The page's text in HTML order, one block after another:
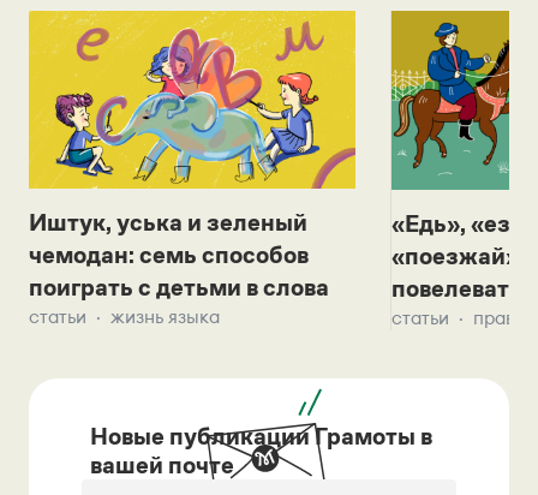
Иштук, уська и зеленый
чемодан: семь способов
поиграть с детьми в слова
статьи жизнь языка
«Едь»,
«поезжай»?
повелевать
статьи
Новые публикации Грамоты в
вашей почте